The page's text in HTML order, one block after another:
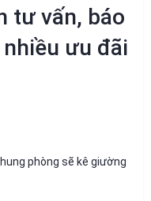
tư vấn, báo
ưu đãi
phòng sẽ kê giường